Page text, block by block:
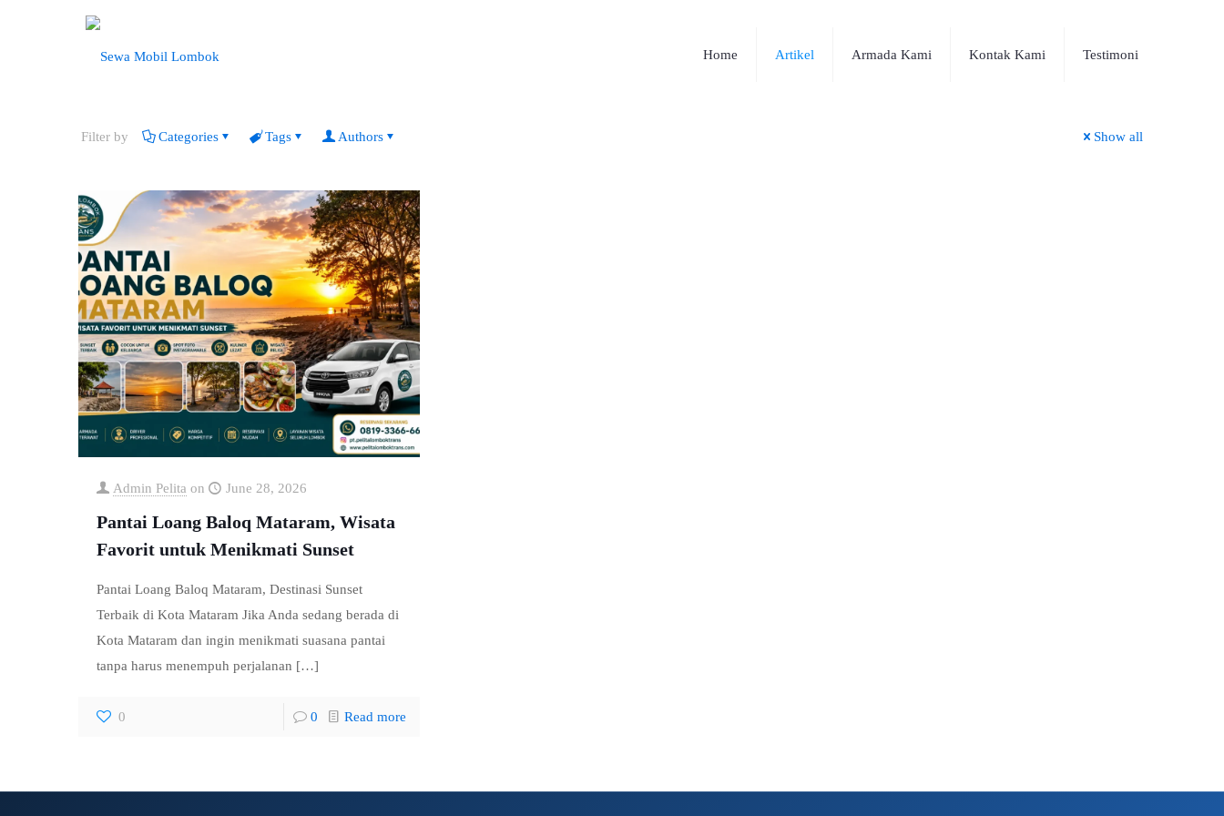
Home Artikel Armada Kami Kontak Kami Testimoni
Filter by Categories Tags Authors Show all
Admin Pelita on June 28, 2026
Pantai Loang Baloq Mataram, Wisata
Favorit untuk Menikmati Sunset
Pantai Loang Baloq Mataram, Destinasi Sunset
Terbaik di Kota Mataram Jika Anda sedang berada di
Kota Mataram dan ingin menikmati suasana pantai
tanpa harus menempuh perjalanan […]
0 0 Read more